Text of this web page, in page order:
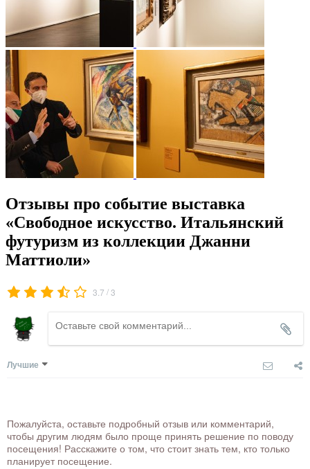
Отзывы про событие выставка
«Свободное искусство. Итальянский
футуризм из коллекции Джанни
Маттиоли»
3.7 /3
Лучшие
Пожалуйста, оставьте подробный отзыв или комментарий,
чтобы другим людям было проще принять решение по поводу
посещения! Расскажите о том, что стоит знать тем, кто только
планирует посещение.